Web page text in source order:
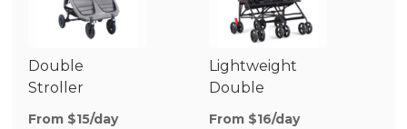
Double
Stroller
From $15/day
Lightweight
Double
Stroller
From $16/day